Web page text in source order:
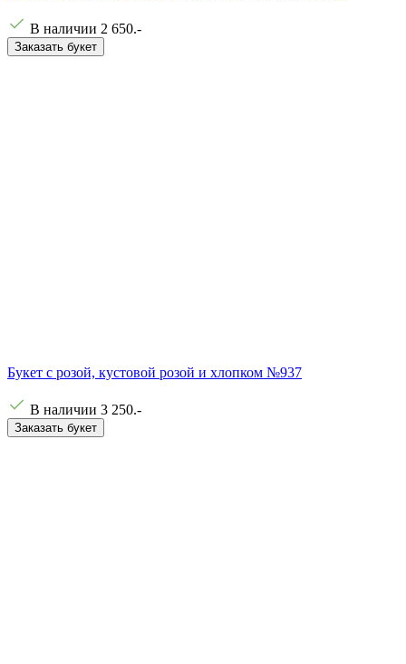
В наличии 2 650.-
Заказать букет
Букет с розой, кустовой розой и хлопком №937
В наличии 3 250.-
Заказать букет